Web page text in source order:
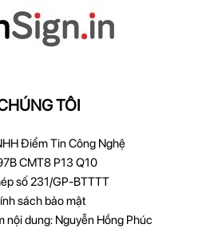
TÔI
Điểm Tin Công Nghệ
CMT8 P13 Q10
số 231/GP-BTTTT
sách bảo mật
nội dung: Nguyễn Hồng Phúc